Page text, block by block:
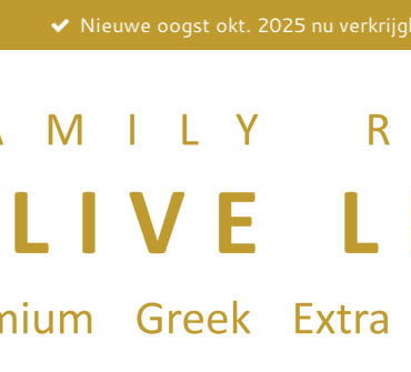
Nieuwe oogst okt. 2025 nu